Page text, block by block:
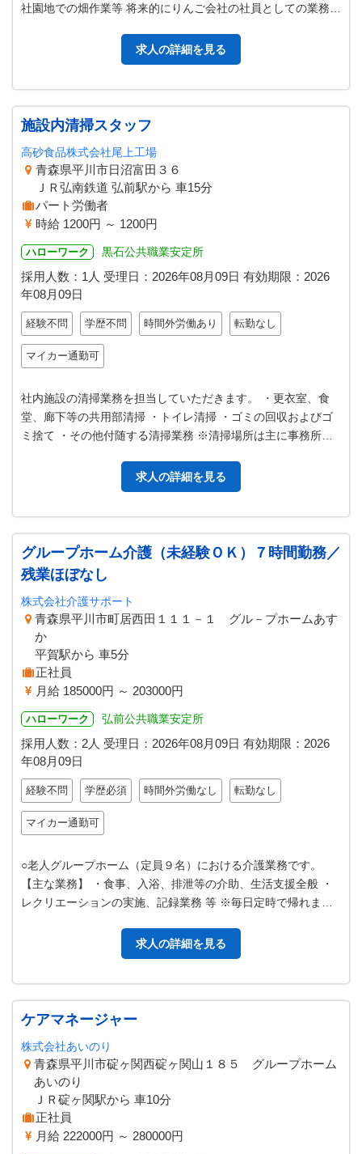
社園地での畑作業等 将来的にりんご会社の社員としての業務を
求人の詳細を見る
施設内清掃スタッフ
高砂食品株式会社尾上工場
青森県平川市日沼富田３６
ＪＲ弘南鉄道 弘前駅から 車15分
パート労働者
時給 1200円 ～ 1200円
ハローワーク 黒石公共職業安定所
採用人数：1人 受理日： 2026年08月09日 有効期限： 2026
年08月09日
経験不問 学歴不問 時間外労働あり 転勤なし
マイカー通勤可
社内施設の清掃業務を担当していただきます。 ・更衣室、食
堂、廊下等の共用部清掃 ・トイレ清掃 ・ゴミの回収およびゴ
ミ捨て ・その他付随する清掃業務 ※清掃場所は主に事務所等
求人の詳細を見る
グループホーム介護（未経験ＯＫ）７時間勤務／
残業ほぼなし
株式会社介護サポート
青森県平川市町居西田１１１－１ グル－プホームあす
か
平賀駅から 車5分
正社員
月給 185000円 ～ 203000円
ハローワーク 弘前公共職業安定所
採用人数：2人 受理日： 2026年08月09日 有効期限： 2026
年08月09日
経験不問 学歴必須 時間外労働なし 転勤なし
マイカー通勤可
○老人グループホーム（定員９名）における介護業務です。
【主な業務】 ・食事、入浴、排泄等の介助、生活支援全般 ・
レクリエーションの実施、記録業務 等 ※毎日定時で帰れま
求人の詳細を見る
ケアマネージャー
株式会社あいのり
青森県平川市碇ヶ関西碇ヶ関山１８５ グループホーム
あいのり
ＪＲ碇ヶ関駅から 車10分
正社員
月給 222000円 ～ 280000円